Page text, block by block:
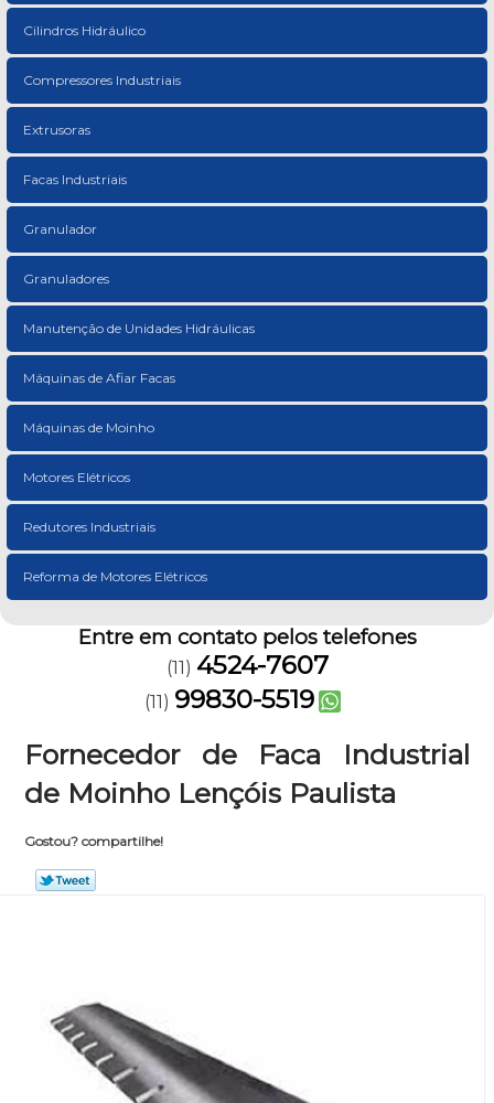
Cilindros Hidráulico
Compressores Industriais
Extrusoras
Facas Industriais
Granulador
Granuladores
Manutenção de Unidades Hidráulicas
Máquinas de Afiar Facas
Máquinas de Moinho
Motores Elétricos
Redutores Industriais
Reforma de Motores Elétricos
Entre em contato pelos telefones
(11) 4524-7607
(11) 99830-5519
Fornecedor de Faca Industrial
de Moinho Lençóis Paulista
Gostou? compartilhe!